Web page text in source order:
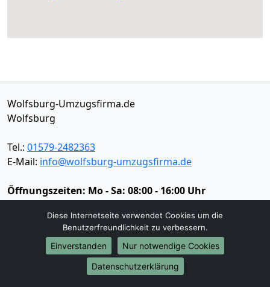
Wolfsburg-Umzugsfirma.de
Wolfsburg
Tel.: 01579-2482363
E-Mail: info@wolfsburg-umzugsfirma.de
Öffnungszeiten: Mo - Sa: 08:00 - 16:00 Uhr
Impressum
Datenschutz
Umzugsservice
Diese Internetseite verwendet Cookies um die
Benutzerfreundlichkeit zu verbessern.
Einverstanden
Nur notwendige Cookies
Datenschutzerklärung